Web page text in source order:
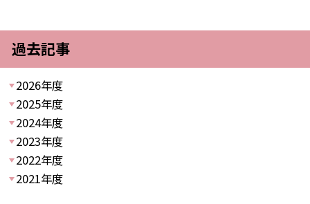
過去記事
2026年度
2025年度
2024年度
2023年度
2022年度
2021年度